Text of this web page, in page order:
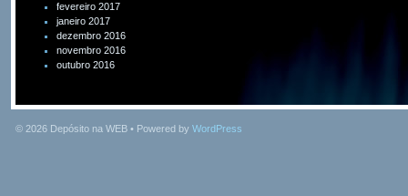
fevereiro 2017
janeiro 2017
dezembro 2016
novembro 2016
outubro 2016
© 2026 Depósito na WEB • Powered by WordPress